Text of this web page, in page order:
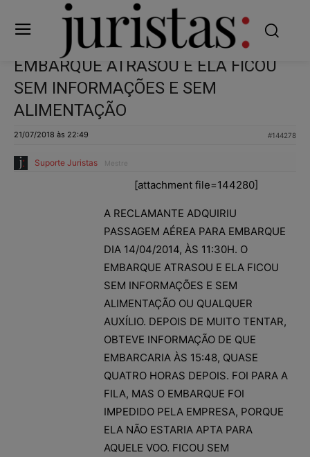
EMBARQUE ATRASOU E ELA FICOU
SEM INFORMAÇÕES E SEM
ALIMENTAÇÃO
21/07/2018 às 22:49 #144278
Suporte Juristas Mestre
[attachment file=144280]
A RECLAMANTE ADQUIRIU
PASSAGEM AÉREA PARA EMBARQUE
DIA 14/04/2014, ÀS 11:30H. O
EMBARQUE ATRASOU E ELA FICOU
SEM INFORMAÇÕES E SEM
ALIMENTAÇÃO OU QUALQUER
AUXÍLIO. DEPOIS DE MUITO TENTAR,
OBTEVE INFORMAÇÃO DE QUE
EMBARCARIA ÀS 15:48, QUASE
QUATRO HORAS DEPOIS. FOI PARA A
FILA, MAS O EMBARQUE FOI
IMPEDIDO PELA EMPRESA, PORQUE
ELA NÃO ESTARIA APTA PARA
AQUELE VOO. FICOU SEM